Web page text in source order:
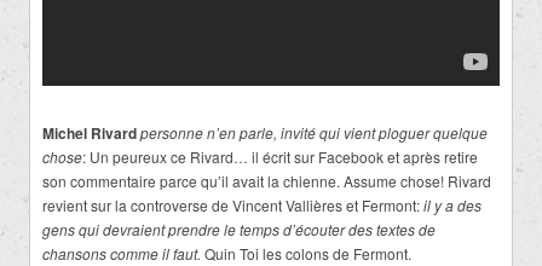
Michel Rivardpersonne n’en parle, invité qui vient ploguer quelque
chose: Un peureux ce Rivard… il écrit sur Facebook et après retire
son commentaire parce qu’il avait la chienne. Assume chose! Rivard
revient sur la controverse de Vincent Vallières et Fermont:il y a des
gens qui devraient prendre le temps d’écouter des textes de
chansons comme il faut. Quin Toi les colons de Fermont.